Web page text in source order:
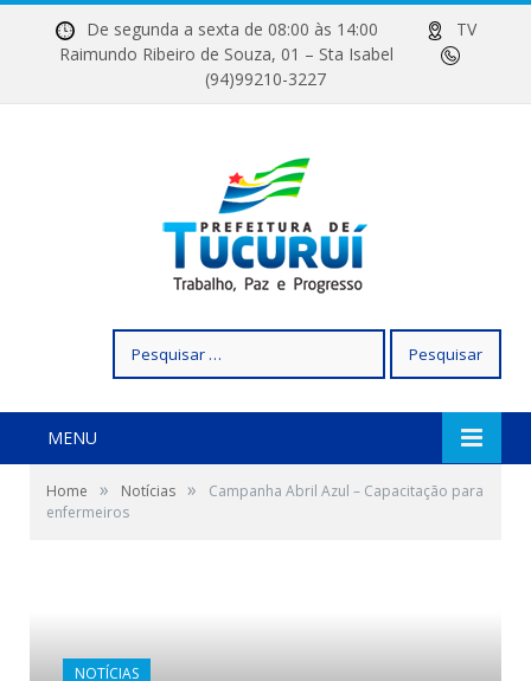
De segunda a sexta de 08:00 às 14:00
TV
Raimundo Ribeiro de Souza, 01 – Sta Isabel
(94)99210-3227
por:
MENU
Home » Notícias »
Campanha Abril Azul – Capacitação para
enfermeiros
NOTÍCIAS